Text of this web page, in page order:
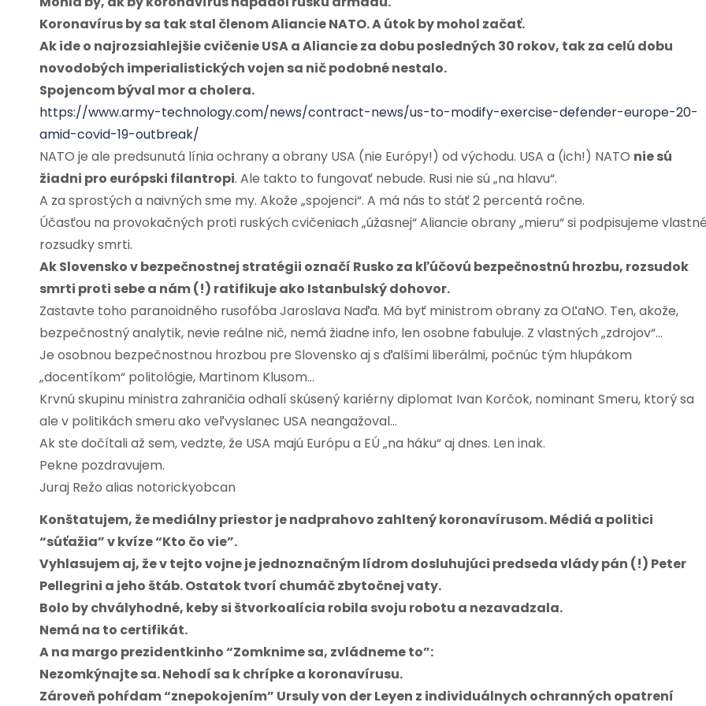
Koronavírus by sa tak stal členom Aliancie NATO. A útok by mohol začať.
Ak ide o najrozsiahlejšie cvičenie USA a Aliancie za dobu posledných 30 rokov, tak za celú dobu
novodobých imperialistických vojen sa nič podobné nestalo.
Spojencom býval mor a cholera.
https://www.army-technology.com/news/contract-news/us-to-modify-exercise-defender-europe-20-
amid-covid-19-outbreak/
NATO je ale predsunutá línia ochrany a obrany USA (nie Európy!) od východu. USA a (ich!) NATO nie sú
žiadni pro európski filantropi. Ale takto to fungovať nebude. Rusi nie sú „na hlavu“.
A za sprostých a naivných sme my. Akože „spojenci“. A má nás to stáť 2 percentá ročne.
Účasťou na provokačných proti ruských cvičeniach „úžasnej“ Aliancie obrany „mieru“ si podpisujeme
rozsudky smrti.
Ak Slovensko v bezpečnostnej stratégii označí Rusko za kľúčovú bezpečnostnú hrozbu, rozsudok
smrti proti sebe a nám (!) ratifikuje ako Istanbulský dohovor.
Zastavte toho paranoidného rusofóba Jaroslava Naďa. Má byť ministrom obrany za OĽaNO. Ten, akože,
bezpečnostný analytik, nevie reálne nič, nemá žiadne info, len osobne fabuluje. Z vlastných „zdrojov“…
Je osobnou bezpečnostnou hrozbou pre Slovensko aj s ďalšími liberálmi, počnúc tým hlupákom
„docentíkom“ politológie, Martinom Klusom…
Krvnú skupinu ministra zahraničia odhalí skúsený kariérny diplomat Ivan Korčok, nominant Smeru, ktorý sa
ale v politikách smeru ako veľvyslanec USA neangažoval…
Ak ste dočítali až sem, vedzte, že USA majú Európu a EÚ „na háku“ aj dnes. Len inak.
Pekne pozdravujem.
Juraj Režo alias notorickyobcan
Konštatujem, že mediálny priestor je nadprahovo zahltený koronavírusom. Médiá a politici
“súťažia” v kvíze “Kto čo vie”.
Vyhlasujem aj, že v tejto vojne je jednoznačným lídrom dosluhujúci predseda vlády pán (!) Peter
Pellegrini a jeho štáb. Ostatok tvorí chumáč zbytočnej vaty.
Bolo by chvályhodné, keby si štvorkoalícia robila svoju robotu a nezavadzala.
Nemá na to certifikát.
A na margo prezidentkinho “Zomknime sa, zvládneme to”:
Nezomkýnajte sa. Nehodí sa k chrípke a koronavírusu.
Zároveň pohŕdam “znepokojením” Ursuly von der Leyen z individuálnych ochranných opatrení